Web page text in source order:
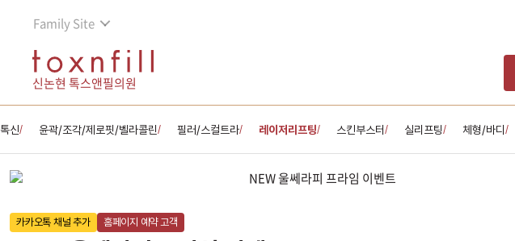
Family Site
신논현 톡스앤필의원
톡신/ 윤곽/조각/제로핏/벨라콜린/ 필러/스컬트라/ 레이저리프팅/ 스킨부스터/ 실리프팅/ 체형/바디/
카카오톡 채널 추가 홈페이지 예약 고객